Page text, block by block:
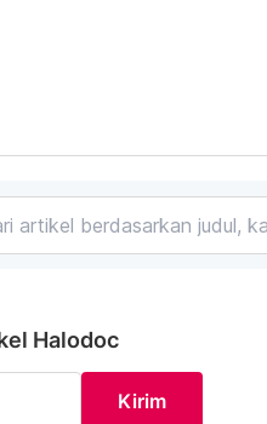
Halodoc
Kirim